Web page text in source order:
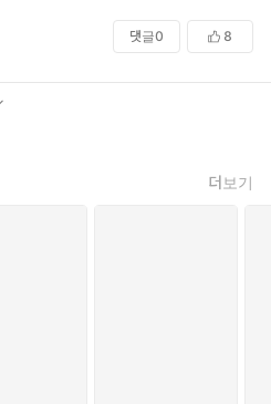
듯하다..
찰력에 깜짝깜짝 놀람..)
모습이아니라, -그것은 상징이지만 진
외형, 모습이
댓글0 8
더보기